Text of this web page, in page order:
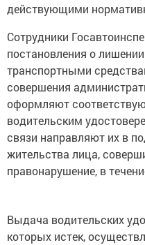
действующими
Сотрудники
постановления о
транспортными
совершения
оформляют
водительским
связи направляют их в
жительства лица,
правонарушение, в
Выдача водительских
которых истек,